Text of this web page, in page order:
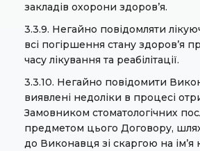
закладів охорони здоров’я.
3.3.9. Негайно повідомляти
всі погіршення стану здоров’я
часу лікування та реабілітації.
3.3.10. Негайно повідомити
виявлені недоліки в процесі
Замовником стоматологічних
предметом цього Договору,
до Виконавця зі скаргою на ім’я